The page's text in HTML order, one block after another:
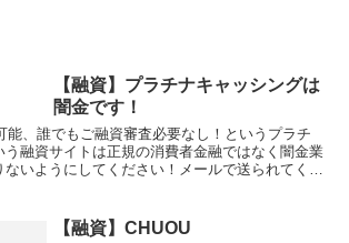
【融資】プラチナキャッシングは
闇金です！
能、誰でもご融資審査必要なし！というプラチ
う融資サイトは正規の消費者金融ではなく闇金業
いようにしてください！メールで送られてくる
【融資】CHUOU